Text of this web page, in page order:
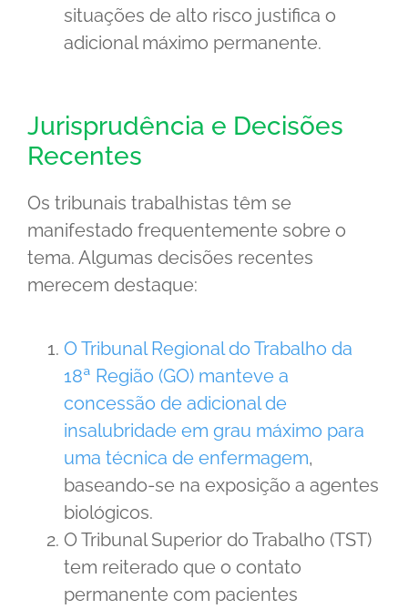
situações de alto risco justifica o
adicional máximo permanente.
Jurisprudência e Decisões
Recentes
Os tribunais trabalhistas têm se
manifestado frequentemente sobre o
tema. Algumas decisões recentes
merecem destaque:
O Tribunal Regional do Trabalho da
18ª Região (GO) manteve a
concessão de adicional de
insalubridade em grau máximo para
uma técnica de enfermagem,
baseando-se na exposição a agentes
biológicos.
O Tribunal Superior do Trabalho (TST)
tem reiterado que o contato
permanente com pacientes